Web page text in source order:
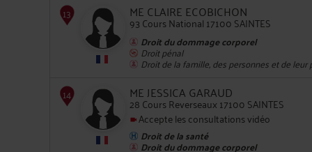
11
ME CLAIRE ECOBICHON
93 Cours National 17100 SAINTES
Droit du dommage corporel
Droit pénal
Droit de la famille, des personnes et de
ME JESSICA GARAUD
28 Cours Reverseaux 17100 SAINTES
Accepte les consultations vidéo
Droit de la santé
Droit du dommage corporel